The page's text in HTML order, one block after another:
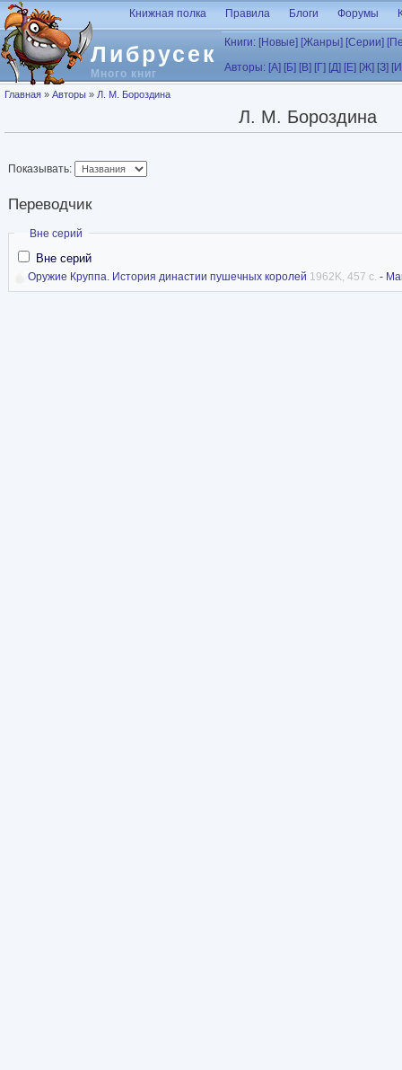
Перейти к основному содержанию
Либрусек
Много книг
Книжная полка Правила Блоги Форумы
Книги: [Новые] [Жанры] [Серии]
Авторы: [А] [Б] [В] [Г] [Д] [Е] [Ж] [З]
Вы здесь
Главная » Авторы » Л. М. Бороздина
Л. М. Бороздина
Показывать:
Переводчик
Скрыть
Вне серий
Вне серий
Оружие Круппа. История династии пушечных королей 1962K, 457 с. -